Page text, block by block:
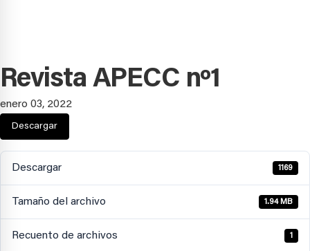
Revista APECC nº1
enero 03, 2022
Descargar
Descargar 1169
Tamaño del archivo 1.94 MB
Recuento de archivos 1